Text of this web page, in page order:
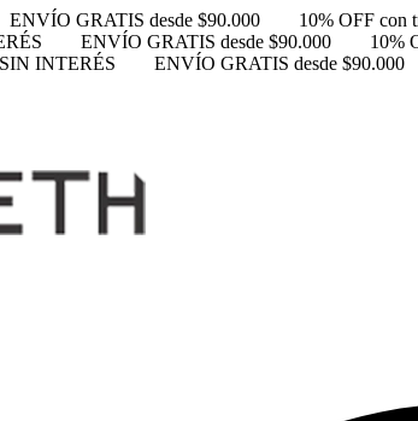
ENVÍO GRATIS desde $90.000 10% OFF con
ENVÍO GRATIS desde $90.000 10%
INTERÉS ENVÍO GRATIS desde $90.000